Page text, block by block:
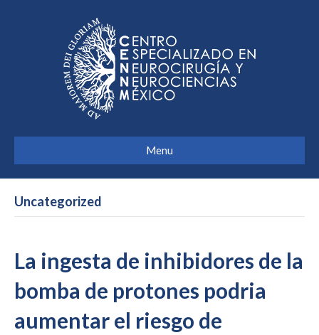
Menu
Uncategorized
La ingesta de inhibidores de la
bomba de protones podria
aumentar el riesgo de